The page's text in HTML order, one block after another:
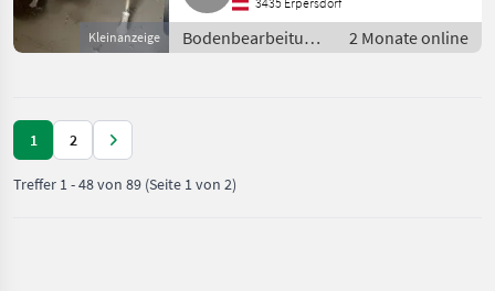
Kleinanzeige
Pflege und Wartung, Preis
verhandelbar. Bei Interesse
einfach
Bodenbearbeitung
/ Grubber
2 Monate online
1 2
Treffer 1-48von 89 (Seite 1 von 2)